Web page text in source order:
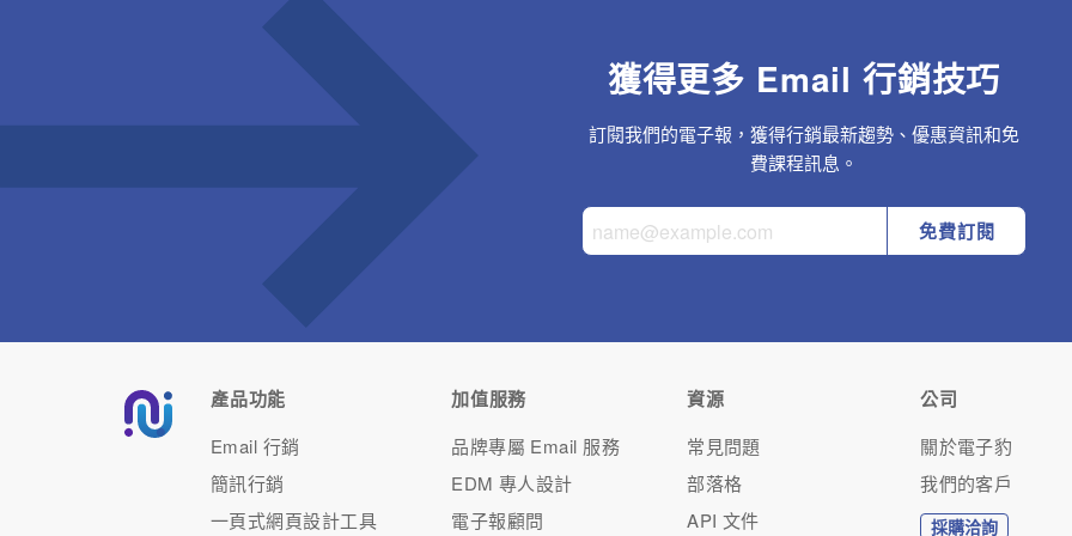
獲得更多 Email 行銷技巧
訂閱我們的電子報，獲得行銷最新趨勢、優惠資訊和免
費課程訊息。
免費訂閱
產品功能
Email 行銷
簡訊行銷
一頁式網頁設計工具
加值服務
品牌專屬 Email 服務
EDM 專人設計
電子報顧問
資源
常見問題
部落格
API 文件
公司
關於電子豹
我們的客戶
採購洽詢